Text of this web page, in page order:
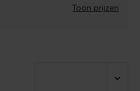
Toon prijzen